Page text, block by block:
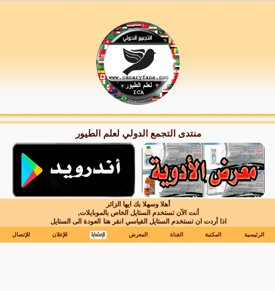
منتدى التجمع الدولي لعلم الطيور
أهلا وسهلا بك ايها الزائر
أنت الآن تستخدم الستايل الخاص بالموبايلات,
اذا أردت ان تستخدم الستايل القياسي انقر هنا العودة الى الستايل
الرئيسية المكتبة القناة المعرض للإعلان للإتصال